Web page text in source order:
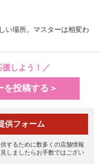
い場所。マスターは相変わ
しよう！／
を投稿する＞
するために数多くの店舗情報
しましたらお手数ではござい
供フォーム